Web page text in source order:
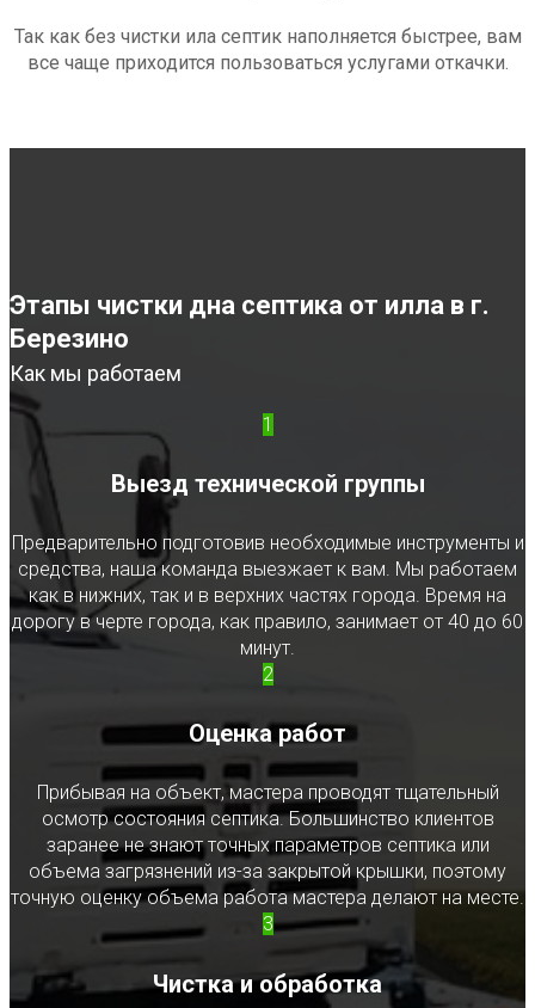
Так как без чистки ила септик наполняется быстрее, вам
все чаще приходится пользоваться услугами откачки.
Этапы чистки дна септика от илла в г.
Березино
Как мы работаем
1
Выезд технической группы
Предварительно подготовив необходимые инструменты и
средства, наша команда выезжает к вам. Мы работаем
как в нижних, так и в верхних частях города. Время на
дорогу в черте города, как правило, занимает от 40 до 60
минут.
2
Оценка работ
Прибывая на объект, мастера проводят тщательный
осмотр состояния септика. Большинство клиентов
заранее не знают точных параметров септика или
объема загрязнений из-за закрытой крышки, поэтому
точную оценку объема работа мастера делают на месте.
3
Чистка и обработка